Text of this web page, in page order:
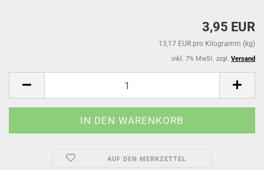
3,95 EUR
13,17 EUR pro Kilogramm (kg)
inkl. 7% MwSt. zzgl. Versand
AUF DEN MERKZETTEL